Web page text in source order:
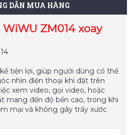
DẪN MUA HÀNG
ZM014 xoay
tiện lợi, giúp người dùng có thể
nhìn điện thoại khi đặt trên
xem video, gọi video, hoặc
mang đến độ bền cao, trong khi
mại và không gây trầy xước